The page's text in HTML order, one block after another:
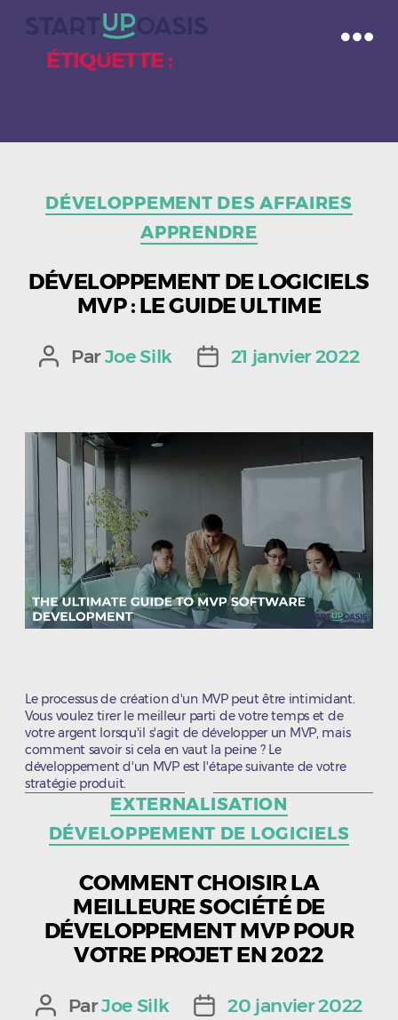
ÉTIQUETTE :
DÉVELOPPEMENT DES AFFAIRES
APPRENDRE
DÉVELOPPEMENT DE LOGICIELS
MVP : LE GUIDE ULTIME
Auteur
ParJoe Silk
Date21 janvier 2022
Le processus de création d'un MVP peut être intimidant.
Vous voulez tirer le meilleur parti de votre temps et de
votre argent lorsqu'il s'agit de développer un MVP, mais
comment savoir si cela en vaut la peine ? Le
développement d'un MVP est l'étape suivante de votre
stratégie produit.
Catégories
EXTERNALISATION
DÉVELOPPEMENT DE LOGICIELS
COMMENT CHOISIR LA
MEILLEURE SOCIÉTÉ DE
DÉVELOPPEMENT MVP POUR
VOTRE PROJET EN 2022
Auteur
ParJoe Silk
Date20 janvier 2022